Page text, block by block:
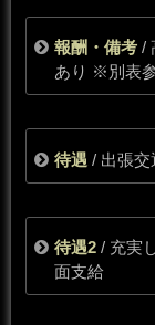
報酬・備考 /
あり ※別表
待遇 / 出張交
待遇2 / 充実
面支給